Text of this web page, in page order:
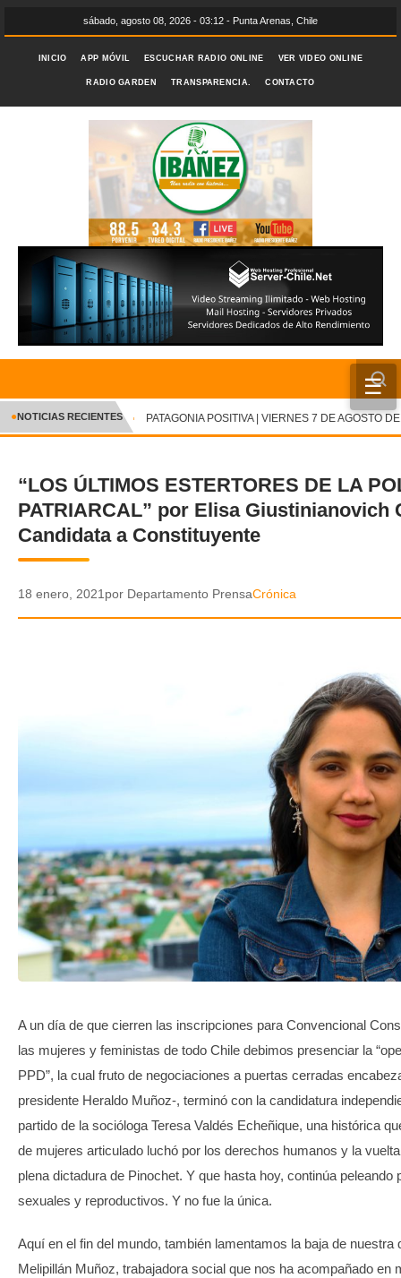
sábado, agosto 08, 2026 - 03:12 - Punta Arenas, Chile
INICIO APP MÓVIL ESCUCHAR RADIO ONLINE VER VIDEO ONLINE
RADIO GARDEN TRANSPARENCIA. CONTACTO
☰
INICIO
CRÓNICA
DEPORTES
ENTRETENIMIENTO Y CULTURA
✕
●NOTICIAS RECIENTES PATAGONIA POSITIVA | VIERNES 7 DE AGOSTO DE
“LOS ÚLTIMOS ESTERTORES DE LA
PATRIARCAL” por Elisa Giustinianovich
Candidata a Constituyente
18 enero, 2021por Departamento PrensaCrónica
A un día de que cierren las inscripciones para Convencional
las mujeres y feministas de todo Chile debimos presenciar la
PPD”, la cual fruto de negociaciones a puertas cerradas
presidente Heraldo Muñoz-, terminó con la candidatura
partido de la socióloga Teresa Valdés Echeñique, una histórica
de mujeres articulado luchó por los derechos humanos y la
plena dictadura de Pinochet. Y que hasta hoy, continúa peleando
sexuales y reproductivos. Y no fue la única.
Aquí en el fin del mundo, también lamentamos la baja de nuestra
Melipillán Muñoz, trabajadora social que nos ha acompañado en